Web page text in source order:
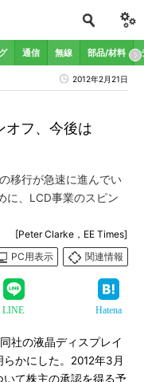
通信 無線 部品/材料
2012年2月21日
オフ、今後は
移行が急速に進んでい
に、LCD事業のスピン
[Peter Clarke，EE Times]
PC用表示
関連情報
LINE Hatena
社の液晶ディスプレイ
らかにした。2012年3月
て株主の承認を得る予